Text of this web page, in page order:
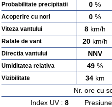
Probabilitate precipitatii 0 %
Acoperire cu nori 0 %
Viteza vantului 8km/h
Rafale de vant 20km/h
Directia vantului NNV
Umiditatea relativa 49 %
Vizibilitate 34km
Nr. ore cu
Index UV : 8Presiunea